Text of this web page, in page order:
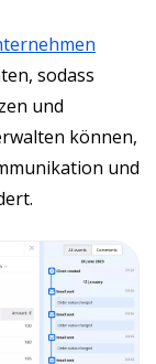
sodass
und
können,
und